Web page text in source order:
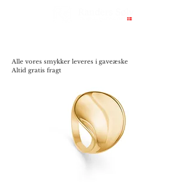
Alle vores smykker leveres i gaveæske
Altid gratis fragt